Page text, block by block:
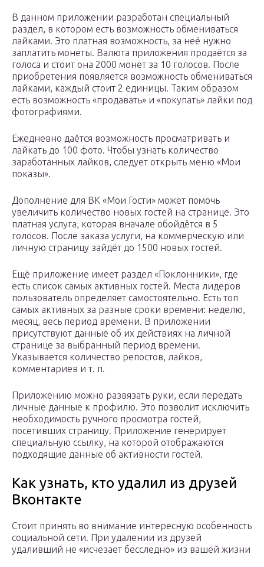
В данном приложении разработан специальный
раздел, в котором есть возможность обмениваться
лайками. Это платная возможность, за неё нужно
заплатить монеты. Валюта приложения продаётся за
голоса и стоит она 2000 монет за 10 голосов. После
приобретения появляется возможность обмениваться
лайками, каждый стоит 2 единицы. Таким образом
есть возможность «продавать» и «покупать» лайки под
фотографиями.
Ежедневно даётся возможность просматривать и
лайкать до 100 фото. Чтобы узнать количество
заработанных лайков, следует открыть меню «Мои
показы».
Дополнение для ВК «Мои Гости» может помочь
увеличить количество новых гостей на странице. Это
платная услуга, которая вначале обойдётся в 5
голосов. После заказа услуги, на коммерческую или
личную страницу зайдёт до 1500 новых гостей.
Ещё приложение имеет раздел «Поклонники», где
есть список самых активных гостей. Места лидеров
пользователь определяет самостоятельно. Есть топ
самых активных за разные сроки времени: неделю,
месяц, весь период времени. В приложении
присутствуют данные об их действиях на личной
странице за выбранный период времени.
Указывается количество репостов, лайков,
комментариев и т. п.
Приложению можно развязать руки, если передать
личные данные к профилю. Это позволит исключить
необходимость ручного просмотра гостей,
посетивших страницу. Приложение генерирует
специальную ссылку, на которой отображаются
подходящие данные об активности гостей.
Как узнать, кто удалил из друзей
Вконтакте
Стоит принять во внимание интересную особенность
социальной сети. При удалении из друзей
удаливший не «исчезает бесследно» из вашей жизни